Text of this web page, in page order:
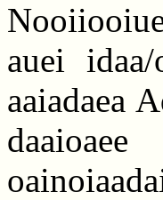
auei
aaiadaea